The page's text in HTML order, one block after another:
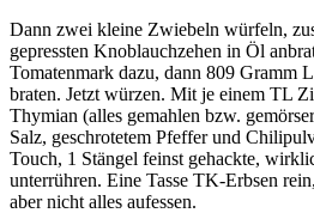
Dann zwei kleine Zwiebeln würfeln,
gepressten Knoblauchzehen in Öl
Tomatenmark dazu, dann 809 Gramm
braten. Jetzt würzen. Mit je einem TL
Thymian (alles gemahlen bzw.
Salz, geschrotetem Pfeffer und
Touch, 1 Stängel feinst gehackte,
unterrühren. Eine Tasse TK-Erbsen
aber nicht alles aufessen.